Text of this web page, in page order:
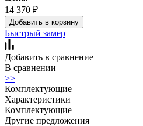
14 370 ₽
Добавить в корзину
Быстрый замер
Добавить в сравнение
В сравнении
>>
Комплектующие
Характеристики
Комплектующие
Другие предложения